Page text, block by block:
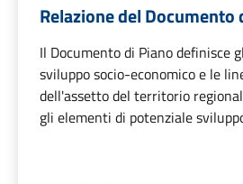
Relazione del Documento
Il Documento di Piano definisce
sviluppo socio-economico e le
dell'assetto del territorio
gli elementi di potenziale